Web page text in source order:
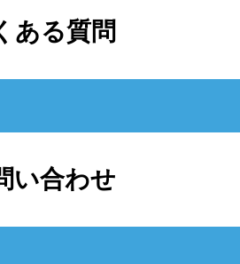
ある質問
い合わせ